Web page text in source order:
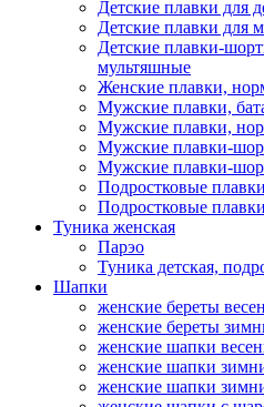
Детские плавки для
Детские плавки для
Детские плавки-
мультяшные
Женские плавки,
Мужские плавки,
Мужские плавки,
Мужские плавки-
Мужские плавки-
Подростковые
Подростковые
Туникa женская
Парэо
Туника детская,
Шапки
женские береты
женские береты
женские шапки
женские шапки
женские шапки